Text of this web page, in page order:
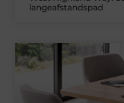
langeafstandspad